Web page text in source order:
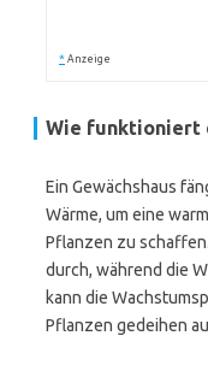
* Anzeige
Wie funktioniert
Ein Gewächshaus
Wärme, um eine
Pflanzen zu
durch, während die
kann die
Pflanzen gedeihen